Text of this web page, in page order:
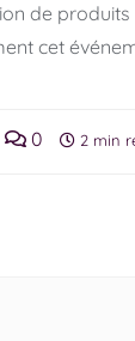
de produits
cet
0 2 min